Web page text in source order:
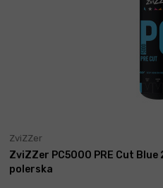
ZviZZer
ZviZZer PC5000 PRE Cut
polerska